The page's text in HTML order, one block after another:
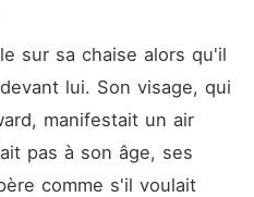
sur sa chaise alors qu'il
lui. Son visage, qui
manifestait un air
pas à son âge, ses
comme s'il voulait